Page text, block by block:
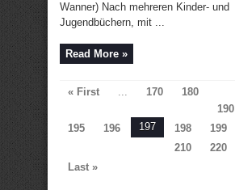
Wanner) Nach mehreren Kinder- und
Jugendbüchern, mit ...
Read More »
« First ... 170
180
190
195
196 197 198 199
210
220
Last »